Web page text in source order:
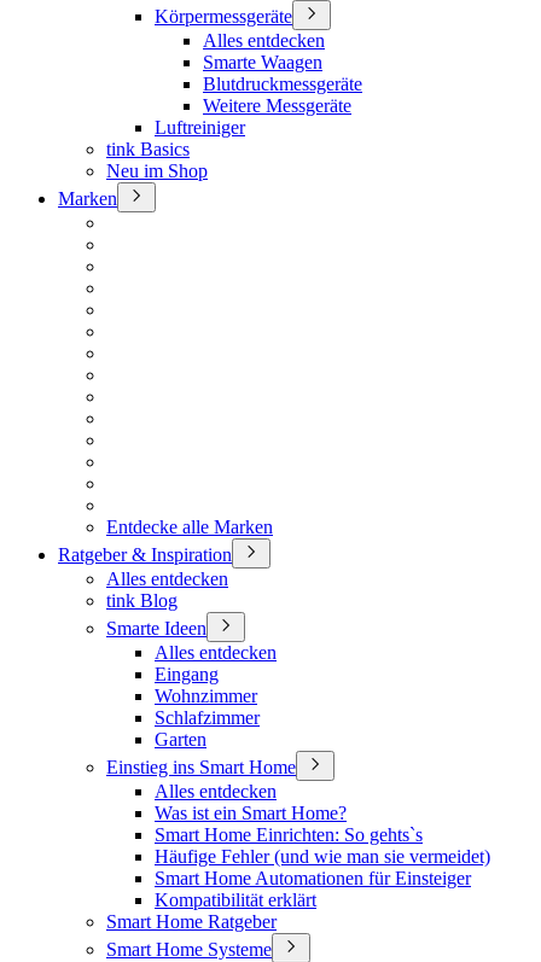
Körpermessgeräte
Alles entdecken
Smarte Waagen
Blutdruckmessgeräte
Weitere Messgeräte
Luftreiniger
tink Basics
Neu im Shop
Marken
Entdecke alle Marken
Ratgeber & Inspiration
Alles entdecken
tink Blog
Smarte Ideen
Alles entdecken
Eingang
Wohnzimmer
Schlafzimmer
Garten
Einstieg ins Smart Home
Alles entdecken
Was ist ein Smart Home?
Smart Home Einrichten: So gehts`s
Häufige Fehler (und wie man sie vermeidet)
Smart Home Automationen für Einsteiger
Kompatibilität erklärt
Smart Home Ratgeber
Smart Home Systeme